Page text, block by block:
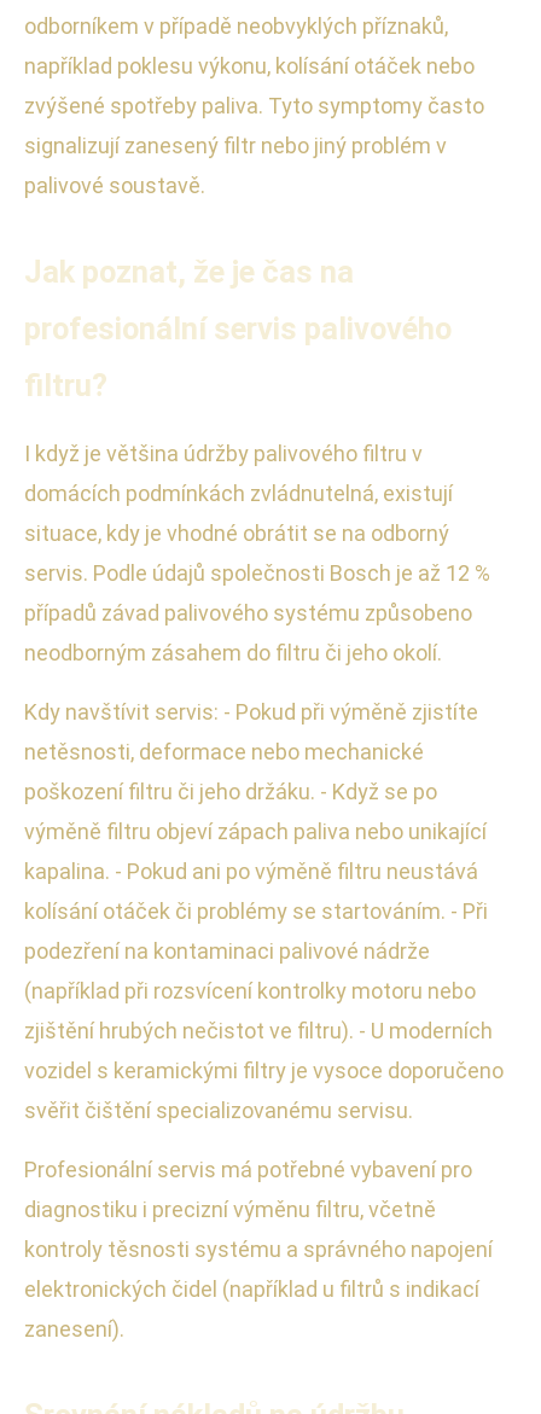
odborníkem v případě neobvyklých příznaků,
například poklesu výkonu, kolísání otáček nebo
zvýšené spotřeby paliva. Tyto symptomy často
signalizují zanesený filtr nebo jiný problém v
palivové soustavě.
Jak poznat, že je čas na
profesionální servis palivového
filtru?
I když je většina údržby palivového filtru v
domácích podmínkách zvládnutelná, existují
situace, kdy je vhodné obrátit se na odborný
servis. Podle údajů společnosti Bosch je až 12 %
případů závad palivového systému způsobeno
neodborným zásahem do filtru či jeho okolí.
Kdy navštívit servis: - Pokud při výměně zjistíte
netěsnosti, deformace nebo mechanické
poškození filtru či jeho držáku. - Když se po
výměně filtru objeví zápach paliva nebo unikající
kapalina. - Pokud ani po výměně filtru neustává
kolísání otáček či problémy se startováním. - Při
podezření na kontaminaci palivové nádrže
(například při rozsvícení kontrolky motoru nebo
zjištění hrubých nečistot ve filtru). - U moderních
vozidel s keramickými filtry je vysoce doporučeno
svěřit čištění specializovanému servisu.
Profesionální servis má potřebné vybavení pro
diagnostiku i precizní výměnu filtru, včetně
kontroly těsnosti systému a správného napojení
elektronických čidel (například u filtrů s indikací
zanesení).